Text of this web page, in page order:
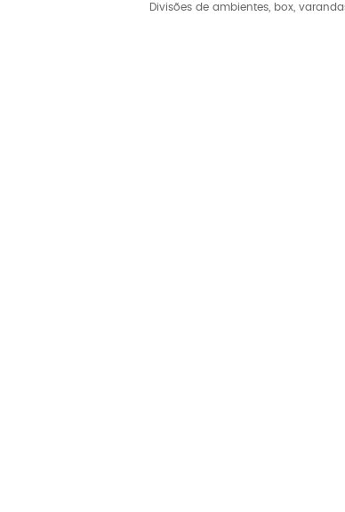
Divisões de ambientes, box,